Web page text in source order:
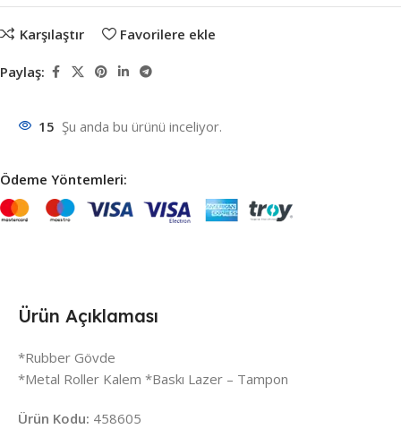
Karşılaştır Favorilere ekle
Paylaş:
15 Şu anda bu ürünü inceliyor.
Ödeme Yöntemleri:
Ürün Açıklaması
*Rubber Gövde
*Metal Roller Kalem *Baskı Lazer – Tampon
Ürün Kodu: 458605